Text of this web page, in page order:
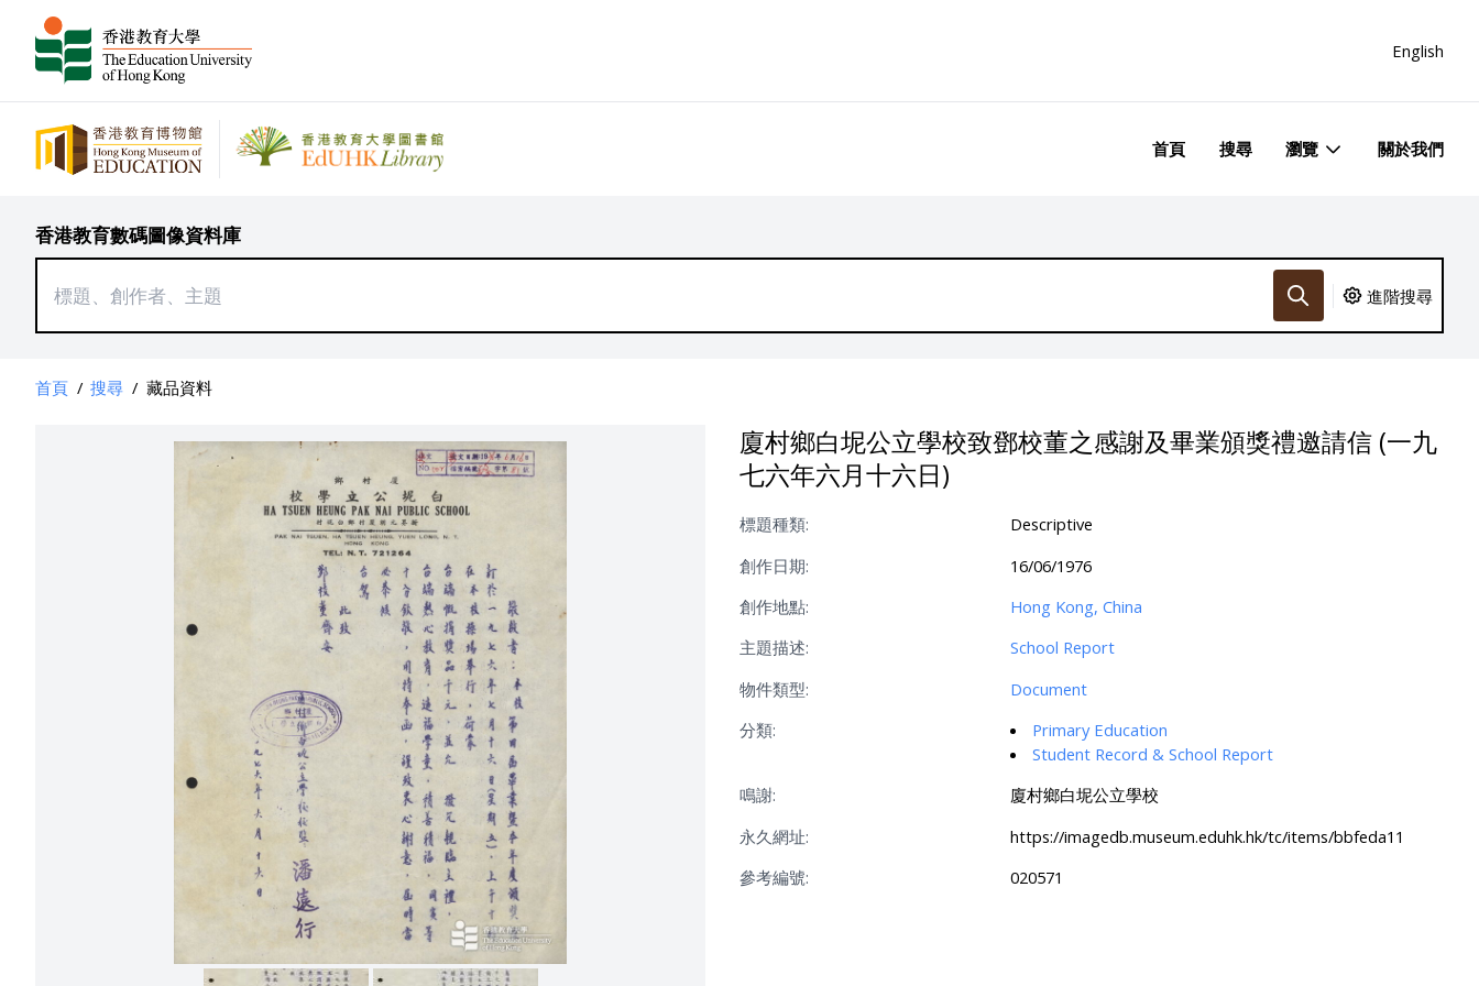
English
首頁 搜尋 瀏覽 關於我們
香港教育數碼圖像資料庫
進階搜尋
首頁 / 搜尋 / 藏品資料
廈村鄉白坭公立學校致鄧校董之感謝及畢業頒獎禮邀請信 (一九
七六年六月十六日)
標題種類:
Descriptive
創作日期:
16/06/1976
創作地點:
Hong Kong, China
主題描述:
School Report
物件類型:
Document
分類:
Primary Education
Student Record & School Report
鳴謝:
廈村鄉白坭公立學校
永久網址:
https://imagedb.museum.eduhk.hk/tc/items/bbfeda11
參考編號:
020571